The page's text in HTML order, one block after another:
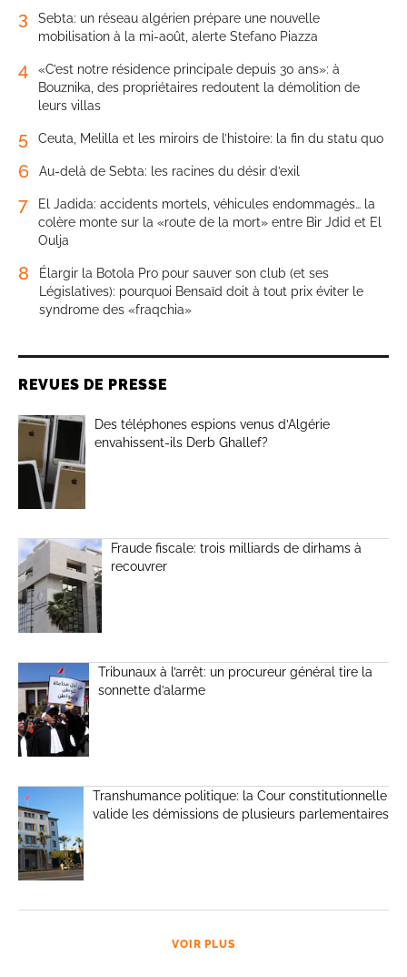
3
Sebta: un réseau algérien prépare une nouvelle
mobilisation à la mi-août, alerte Stefano Piazza
4
«C’est notre résidence principale depuis 30 ans»: à
Bouznika, des propriétaires redoutent la démolition de
leurs villas
5 Ceuta, Melilla et les miroirs de l’histoire: la fin du statu quo
6 Au-delà de Sebta: les racines du désir d’exil
7
El Jadida: accidents mortels, véhicules endommagés… la
colère monte sur la «route de la mort» entre Bir Jdid et El
Oulja
8
Élargir la Botola Pro pour sauver son club (et ses
Législatives): pourquoi Bensaïd doit à tout prix éviter le
syndrome des «fraqchia»
REVUES DE PRESSE
Des téléphones espions venus d’Algérie
envahissent-ils Derb Ghallef?
Fraude fiscale: trois milliards de dirhams à
recouvrer
Tribunaux à l’arrêt: un procureur général tire la
sonnette d’alarme
Transhumance politique: la Cour constitutionnelle
valide les démissions de plusieurs parlementaires
VOIR PLUS